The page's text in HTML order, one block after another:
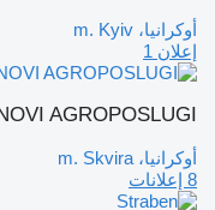
أوكرانيا، m. Kyiv
إعلان 1
AGROPOSLUGI»
أوكرانيا، m. Skvira
8 إعلانات